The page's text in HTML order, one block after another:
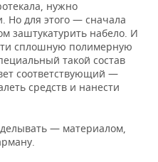
нужно
Но для этого — сначала
заштукатурить набело. И
сплошную полимерную
такой состав
соответствующий —
средств и нанести
— материалом,